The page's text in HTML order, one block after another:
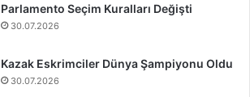
Parlamento Seçim Kuralları Değişti
30.07.2026
Kazak Eskrimciler Dünya Şampiyonu Oldu
30.07.2026